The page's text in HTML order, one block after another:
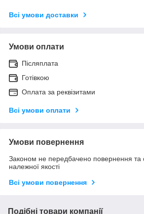
Всі умови доставки
Умови оплати
Післяплата
Готівкою
Оплата за реквізитами
Всі умови оплати
Умови повернення
Законом не передбачено повернення та
належної якості
Всі умови повернення
Подібні товари компанії